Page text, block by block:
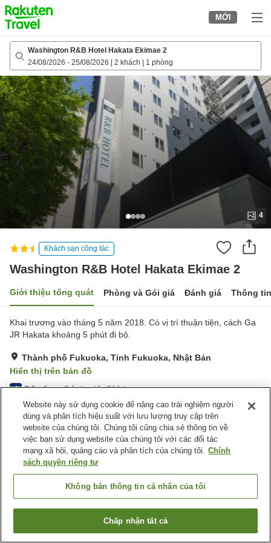
to
top
page
MỚI
Washington R&B Hotel Hakata Ekimae 2
24/08/2026 - 25/08/2026 2 khách 1 phòng
4
Khách sạn công tác
Washington R&B Hotel Hakata Ekimae 2
Giới thiệu tổng quát Phòng và Gói giá Đánh giá Thông
Khai trương vào tháng 5 năm 2018. Có vị trí thuận tiện, cách Ga
JR Hakata khoảng 5 phút đi bộ.
Thành phố Fukuoka, Tỉnh Fukuoka, Nhật Bản
Hiển thị trên bản đồ
4 Rất tốt Đánh giá:736lượt
Tiện nghi chỗ nghỉ
Máy bán hàng tự động Giặt ủi có phí
Trang chủ Nhật Bản Tỉnh Fukuoka
Thành phố Fukuoka
Washington R&B Hotel Hakata Ekimae 2
Tìm phòng trống
Website này sử dụng cookie để nâng cao trải nghiệm người
dùng và phân tích hiệu suất với lưu lượng truy cập trên
website của chúng tôi. Chúng tôi cũng chia sẻ thông tin về
việc bạn sử dụng website của chúng tôi với các đối tác
mạng xã hội, quảng cáo và phân tích của chúng tôi. Chính
sách quyền riêng tư
Không bán thông tin cá nhân của tôi
Chấp nhận tất cả